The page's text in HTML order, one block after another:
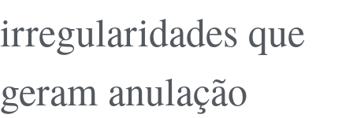
irregularidades que
geram anulação